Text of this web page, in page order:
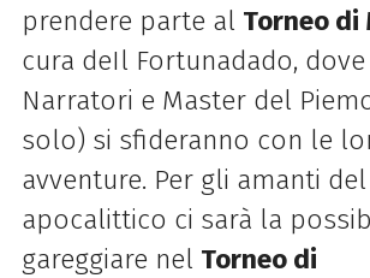
prendere parte al Torneo di
cura deIl Fortunadado,
Narratori e Master del
solo) si sfideranno con le
avventure. Per gli amanti
apocalittico ci sarà la
gareggiare nel Torneo di